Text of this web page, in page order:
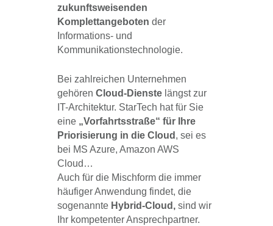
zukunftsweisenden
Komplettangeboten der
Informations- und
Kommunikationstechnologie.
Bei zahlreichen Unternehmen
gehören Cloud-Dienste längst zur
IT-Architektur. StarTech hat für Sie
eine „Vorfahrtsstraße“ für Ihre
Priorisierung in die Cloud , sei es
bei MS Azure, Amazon AWS
Cloud…
Auch für die Mischform die immer
häufiger Anwendung findet, die
sogenannte Hybrid-Cloud, sind wir
Ihr kompetenter Ansprechpartner.